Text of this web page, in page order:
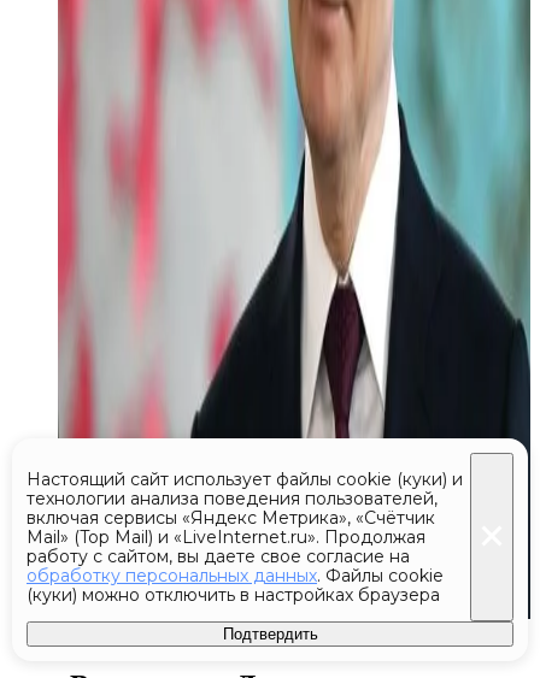
Настоящий сайт использует файлы cookie (куки) и
технологии анализа поведения пользователей,
включая сервисы «Яндекс Метрика», «Счётчик
Mail» (Top Mail) и «LiveInternet.ru». Продолжая
работу с сайтом, вы даете свое согласие на
обработку персональных данных. Файлы cookie
(куки) можно отключить в настройках браузера
Подтвердить